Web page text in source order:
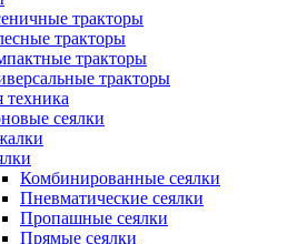
тракторы
тракторы
тракторы
тракторы
техника
сеялки
Комбинированные сеялки
Пневматические сеялки
Пропашные сеялки
Прямые сеялки